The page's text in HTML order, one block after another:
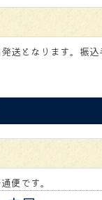
送となります。振
便です。